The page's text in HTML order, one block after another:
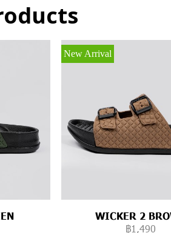
New Arrival
WICKER 2
฿1,490